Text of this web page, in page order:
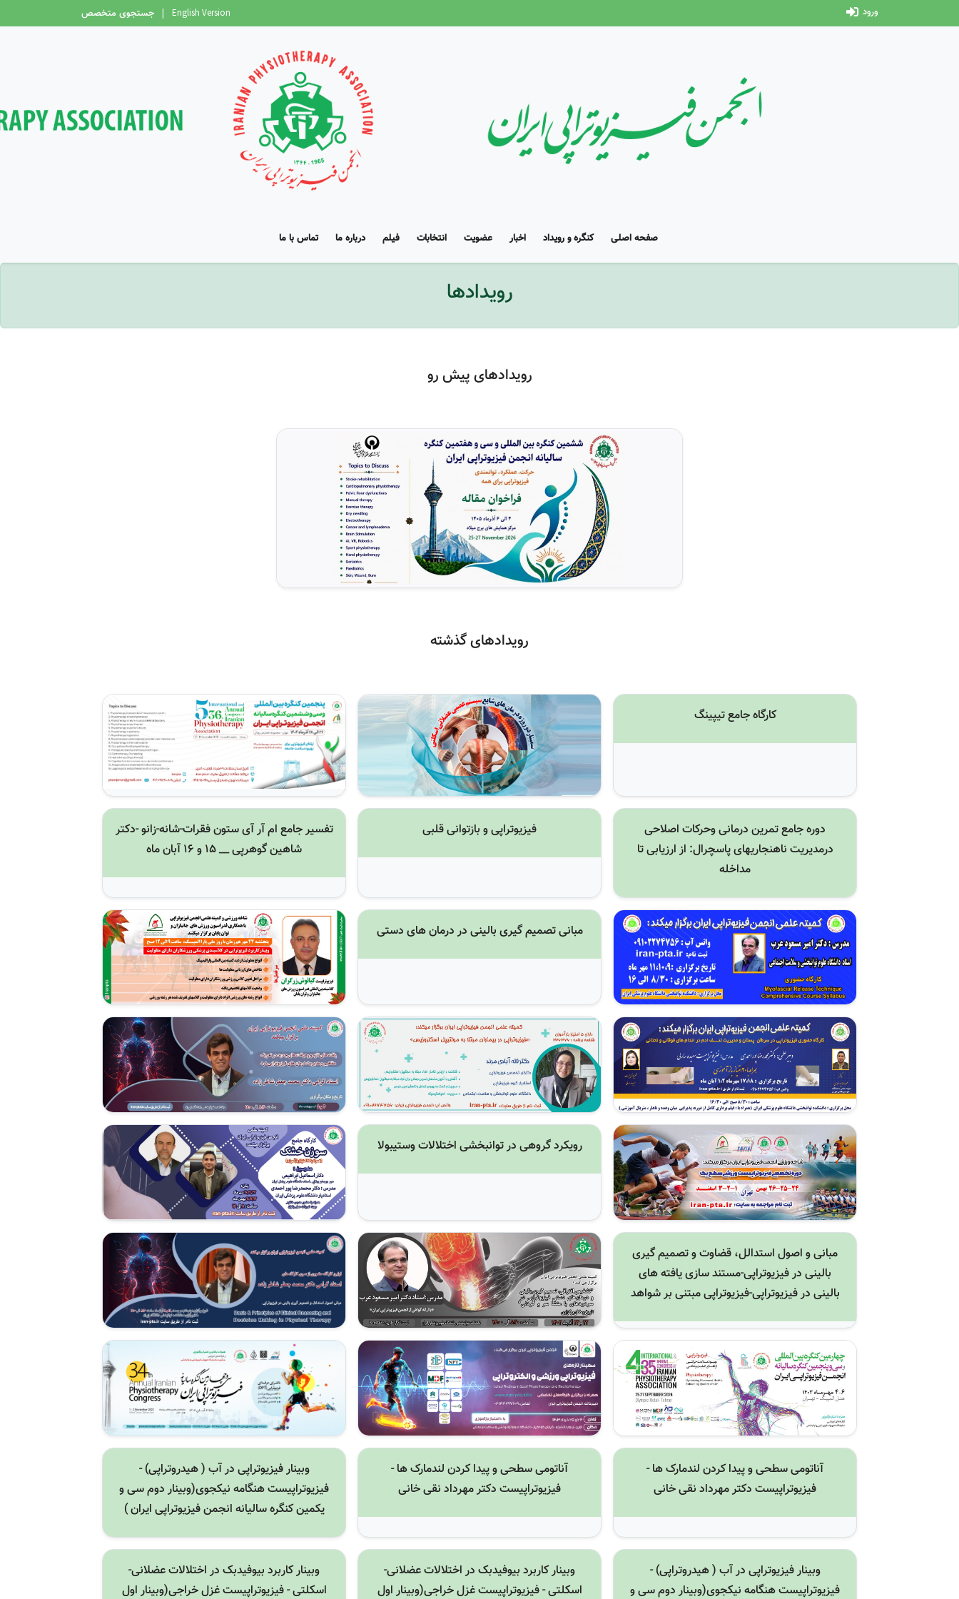
ورود English Version
| جستجوی متخصص
صفحه اصلی کنگره و رویداد اخبار عضویت انتخابات فیلم درباره ما تماس با ما
رویدادها
رویدادهای پیش رو
رویدادهای گذشته
کارگاه جامع تیپینگ
دوره جامع تمرین درمانی وحرکات اصلاحی
درمدیریت ناهنجاریهای پاسچرال: از ارزیابی تا
مداخله
فیزیوتراپی و بازتوانی قلبی
تفسیر جامع ام آر آی ستون فقرات-شانه-زانو -دکتر
شاهین گوهرپی __ 15 و 16 آبان ماه
مبانی تصمیم گیری بالینی در درمان های دستی
رویکرد گروهی در توانبخشی اختلالات وستیبولا
مبانی و اصول استدالل، قضاوت و تصمیم گیری
بالینی در فیزیوتراپی-مستند سازی یافته های
بالینی در فیزیوتراپی-فیزیوتراپی مبتنی بر شواهد
آناتومی سطحی و پیدا کردن لندمارک ها -
فیزیوتراپیست دکتر مهرداد نقی خانی
آناتومی سطحی و پیدا کردن لندمارک ها -
فیزیوتراپیست دکتر مهرداد نقی خانی
وبینار فیزیوتراپی در آب ( هیدروتراپی) -
فیزیوتراپیست هنگامه نیکجوی(وبینار دوم سی و
یکمین کنگره سالیانه انجمن فیزیوتراپی ایران )
وبینار فیزیوتراپی در آب ( هیدروتراپی) -
فیزیوتراپیست هنگامه نیکجوی(وبینار دوم سی و
وبینار کاربرد بیوفیدبک در اختلالات عضلانی-
اسکلتی - فیزیوتراپیست غزل خراجی(وبینار اول
وبینار کاربرد بیوفیدبک در اختلالات عضلانی-
اسکلتی - فیزیوتراپیست غزل خراجی(وبینار اول